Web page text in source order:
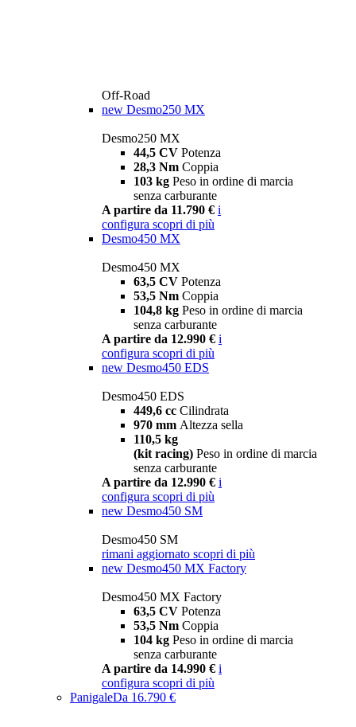
Off-Road
new Desmo250 MX
Desmo250 MX
44,5 CV Potenza
28,3 Nm Coppia
103 kg Peso in ordine di marcia
senza carburante
A partire da 11.790 € i
configura scopri di più
Desmo450 MX
Desmo450 MX
63,5 CV Potenza
53,5 Nm Coppia
104,8 kg Peso in ordine di marcia
senza carburante
A partire da 12.990 € i
configura scopri di più
new Desmo450 EDS
Desmo450 EDS
449,6 cc Cilindrata
970 mm Altezza sella
110,5 kg
(kit racing) Peso in ordine di marcia
senza carburante
A partire da 12.990 € i
configura scopri di più
new Desmo450 SM
Desmo450 SM
rimani aggiornato scopri di più
new Desmo450 MX Factory
Desmo450 MX Factory
63,5 CV Potenza
53,5 Nm Coppia
104 kg Peso in ordine di marcia
senza carburante
A partire da 14.990 € i
configura scopri di più
PanigaleDa 16.790 €